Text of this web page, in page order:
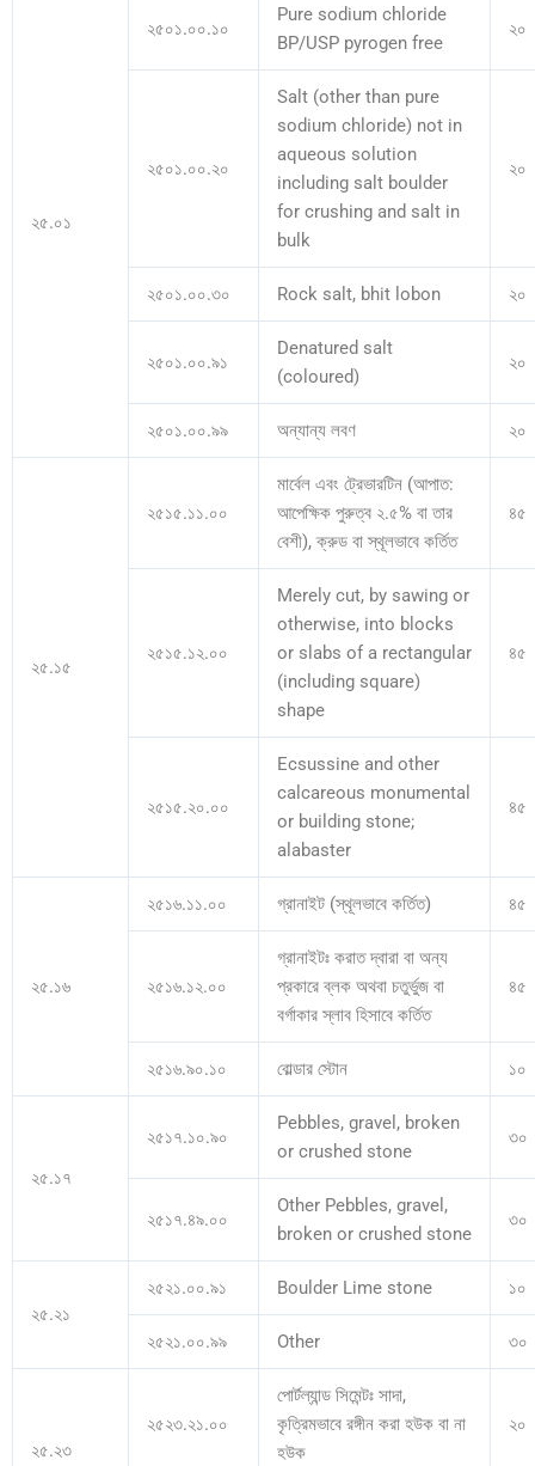
২৫.০১
২৫০১.০০.১০
Pure sodium chloride
BP/USP pyrogen free
২০
২৫০১.০০.২০
Salt (other than pure
sodium chloride) not in
aqueous solution
including salt boulder
for crushing and salt in
bulk
২০
২৫০১.০০.৩০ Rock salt, bhit lobon ২০
২৫০১.০০.৯১
Denatured salt
(coloured)
২০
২৫০১.০০.৯৯ অন্যান্য লবণ ২০
২৫.১৫
২৫১৫.১১.০০
মার্বেল এবং ট্রেভারটিন (আপাত:
আপেক্ষিক পুরুত্ব ২.৫% বা তার
বেশী), ক্রুড বা স্থূলভাবে কর্তিত
৪৫
২৫১৫.১২.০০
Merely cut, by sawing or
otherwise, into blocks
or slabs of a rectangular
(including square)
shape
৪৫
২৫১৫.২০.০০
Ecsussine and other
calcareous monumental
or building stone;
alabaster
৪৫
২৫.১৬
২৫১৬.১১.০০ গ্রানাইট (স্থূলভাবে কর্তিত) ৪৫
২৫১৬.১২.০০
গ্রানাইটঃ করাত দ্বারা বা অন্য
প্রকারে ব্লক অথবা চতুর্ভুজ বা
বর্গাকার স্লাব হিসাবে কর্তিত
৪৫
২৫১৬.৯০.১০ বোল্ডার স্টোন ১০
২৫.১৭
২৫১৭.১০.৯০
Pebbles, gravel, broken
or crushed stone
৩০
২৫১৭.৪৯.০০
Other Pebbles, gravel,
broken or crushed stone
৩০
২৫.২১
২৫২১.০০.৯১ Boulder Lime stone ১০
২৫২১.০০.৯৯ Other ৩০
২৫.২৩
২৫২৩.২১.০০
পোর্টল্যান্ড সিমেন্টঃ সাদা,
কৃত্রিমভাবে রঙ্গীন করা হউক বা না
হউক
২০